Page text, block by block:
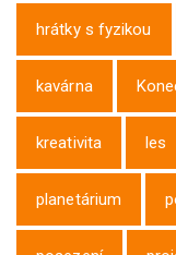
hrátky s fyzikou
kavárna
kreativita les
planetárium